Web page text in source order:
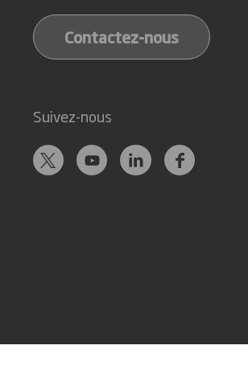
Contactez-nous
Suivez-nous